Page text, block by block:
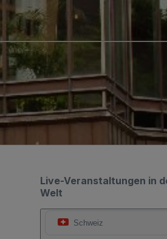
Live-Veranstaltungen in
Welt
Schweiz